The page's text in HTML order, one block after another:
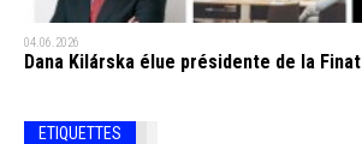
04.06.2026
Dana Kilárska élue présidente de la Finat
ETIQUETTES